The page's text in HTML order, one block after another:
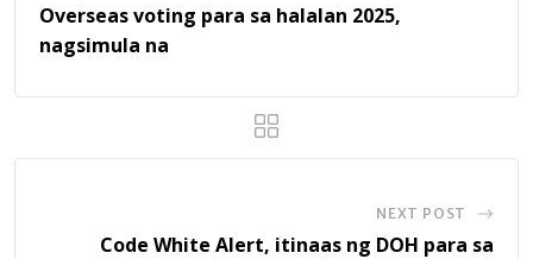
Overseas voting para sa halalan 2025,
nagsimula na
NEXT POST
Code White Alert, itinaas ng DOH para sa